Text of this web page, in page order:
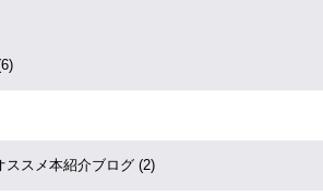
ススメ本紹介ブログ (2)